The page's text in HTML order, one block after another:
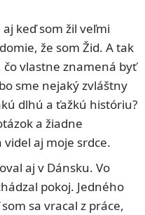
keď som žil veľmi
že som Žid. A tak
čo vlastne znamená byť
sme nejaký zvláštny
dlhú a ťažkú históriu?
a žiadne
aj moje srdce.
aj v Dánsku. Vo
pokoj. Jedného
sa vracal z práce,